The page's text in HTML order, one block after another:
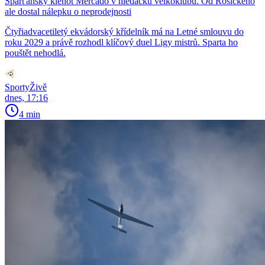
ale dostal nálepku o neprodejnosti
Čtyřiadvacetiletý ekvádorský křídelník má na Letné smlouvu do
roku 2029 a právě rozhodl klíčový duel Ligy mistrů. Sparta ho
pouštět nehodlá.
SportyŽivě
dnes, 17:16
4 min